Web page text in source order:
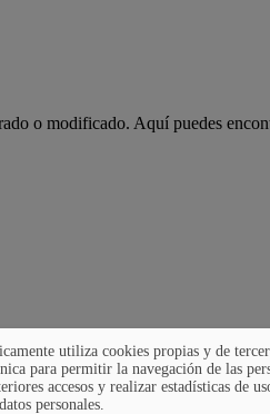
o modificado. Aquí puedes
utiliza cookies propias y de
para permitir la navegación de las
accesos y realizar estadísticas de
personales.